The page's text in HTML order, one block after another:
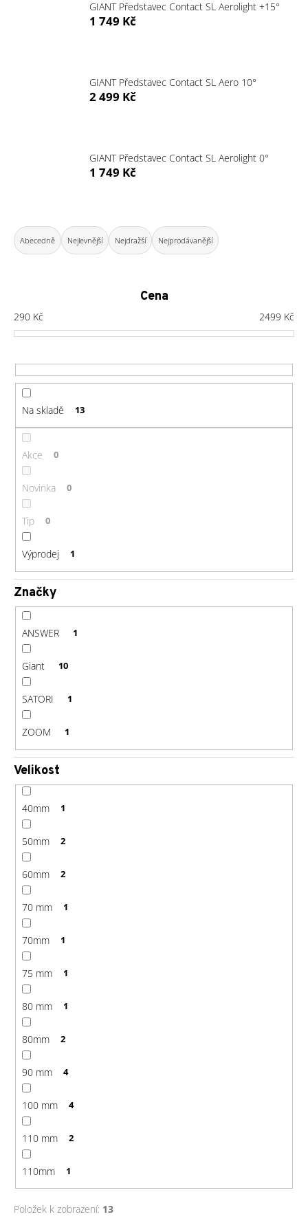
GIANT Představec Contact SL Aerolight +15°
1 749 Kč
GIANT Představec Contact SL Aero 10°
2 499 Kč
GIANT Představec Contact SL Aerolight 0°
1 749 Kč
Ř
a
í
p
o
d
u
k
ů
Abecedně Nejlevnější Nejdražší Nejprodávanější
Cena
290 Kč 2499 Kč
Na skladě 13
Akce 0
Novinka 0
Tip 0
Výprodej 1
Značky
ANSWER 1
Giant 10
SATORI 1
ZOOM 1
Velikost
40mm 1
50mm 2
60mm 2
70 mm 1
70mm 1
75 mm 1
80 mm 1
80mm 2
90 mm 4
100 mm 4
110 mm 2
110mm 1
Položek k zobrazení: 13
HLEDAT
o
p
č
u
j
m
e
GU
ENERGY
GEL
32G
CHOCOLATE
OUTRAGE
49
Kč